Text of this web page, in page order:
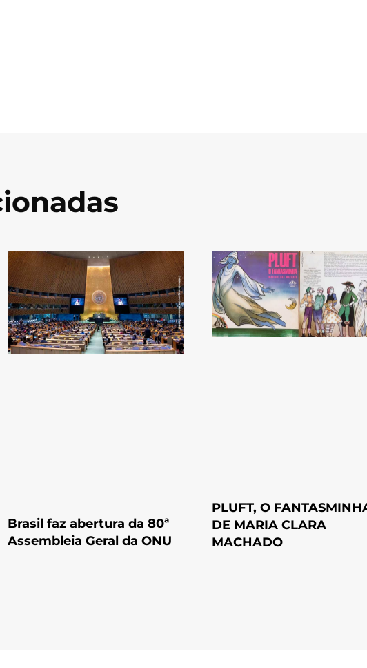
Brasil faz abertura da 80ª
Assembleia Geral da ONU
PLUFT, O
DE MARIA CLARA
MACHADO